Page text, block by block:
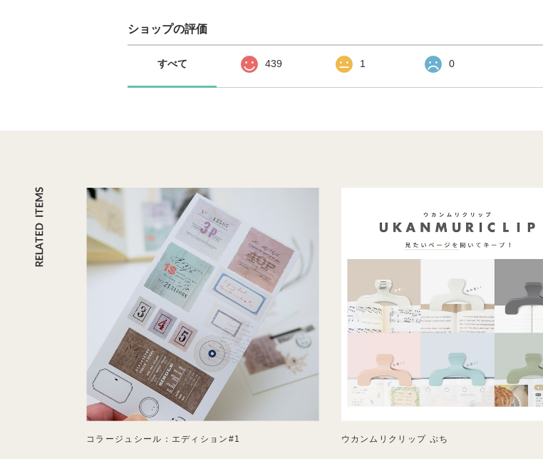
ショップの評価
すべて 439 1 0
コラージュシール：エディション#1 ウカンムリクリップ ぷち